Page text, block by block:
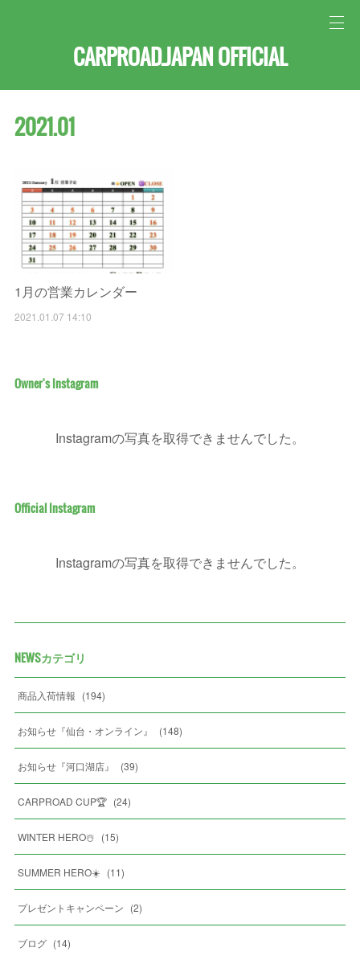
CARPROAD.JAPAN OFFICIAL
2021.01
1月の営業カレンダー
2021.01.07 14:10
Owner's Instagram
Instagramの写真を取得できませんでした。
Official Instagram
Instagramの写真を取得できませんでした。
NEWSカテゴリ
商品入荷情報 (194)
お知らせ『仙台・オンライン』 (148)
お知らせ『河口湖店』 (39)
CARPROAD CUP🏆 (24)
WINTER HERO☃️ (15)
SUMMER HERO☀️ (11)
プレゼントキャンペーン (2)
ブログ (14)